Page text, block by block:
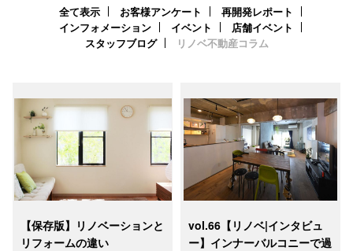
全て表示 お客様アンケート
再開発レポート
インフォメーション
イベント
店舗イベント
スタッフブログ
リノベ不動産コラム
【保存版】リノベーションと
リフォームの違い
vol.66【リノベ|インタビュ
ー】インナーバルコニーで過